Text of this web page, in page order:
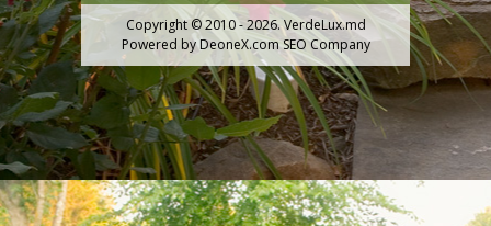
Copyright © 2010 - 2026. VerdeLux.md
Powered byDeoneX.com SEO Company